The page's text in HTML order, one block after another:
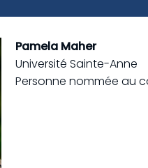
Pamela Maher
Université Sainte-Anne
Personne nommée au